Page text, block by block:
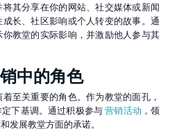
其分享在你的网站、社交媒体或新闻
长、社区影响或个人转变的故事。通
教堂的实际影响，并激励他人参与其
中的角色
至关重要的角色。作为教堂的面孔，
下基调。通过积极参与营销活动 ，领
发展教堂方面的承诺。